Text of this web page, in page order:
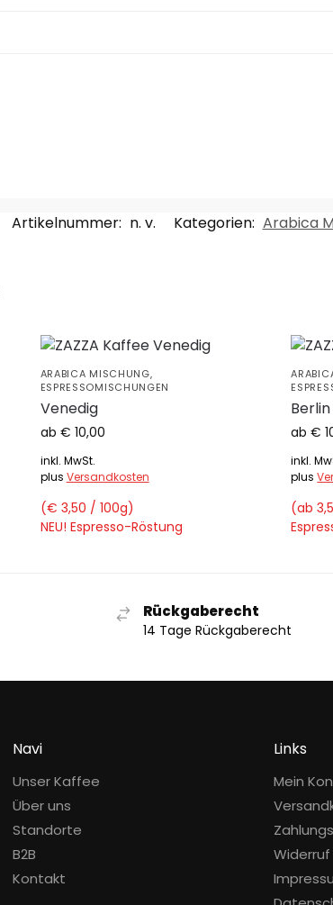
Artikelnummer: n. v. Kategorien: Arabica
ARABICA MISCHUNG,
ESPRESSOMISCHUNGEN
Venedig
ab € 10,00
inkl. MwSt.
plus Versandkosten
(€ 3,50 / 100g)
NEU! Espresso-Röstung
Berlin
ab €
inkl.
plus
(ab
Rückgaberecht
14 Tage Rückgaberecht
Navi
Unser Kaffee
Über uns
Standorte
B2B
Kontakt
Links
Mein
Widerruf